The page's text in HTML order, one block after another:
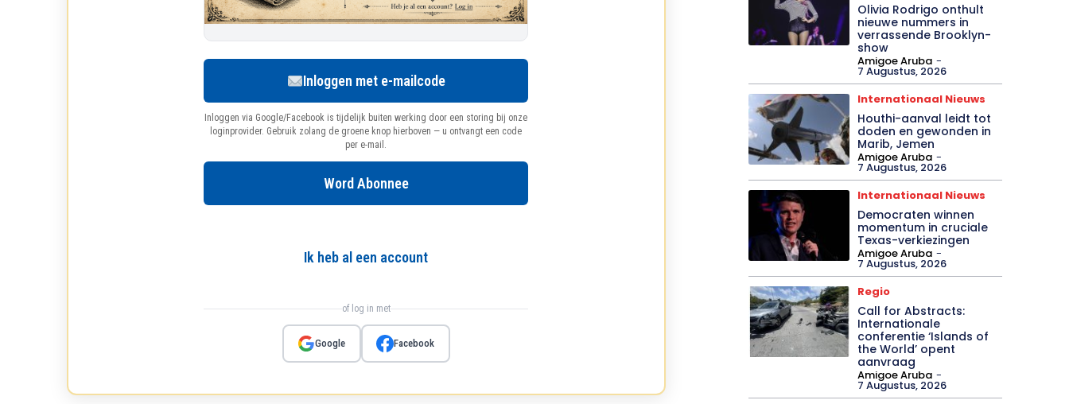
Inloggen met e-mailcode
Inloggen via Google/Facebook is tijdelijk buiten werking door een storing bij onze
loginprovider. Gebruik zolang de groene knop hierboven — u ontvangt een code
per e-mail.
Word Abonnee
Ik heb al een account
of log in met
Google Facebook
Olivia Rodrigo onthult
nieuwe nummers in
verrassende Brooklyn-
show
Amigoe Aruba -
7 Augustus, 2026
Internationaal Nieuws
Houthi-aanval leidt tot
doden en gewonden in
Marib, Jemen
Amigoe Aruba -
7 Augustus, 2026
Internationaal Nieuws
Democraten winnen
momentum in cruciale
Texas-verkiezingen
Amigoe Aruba -
7 Augustus, 2026
Regio
Call for Abstracts:
Internationale
conferentie ‘Islands of
the World’ opent
aanvraag
Amigoe Aruba -
7 Augustus, 2026